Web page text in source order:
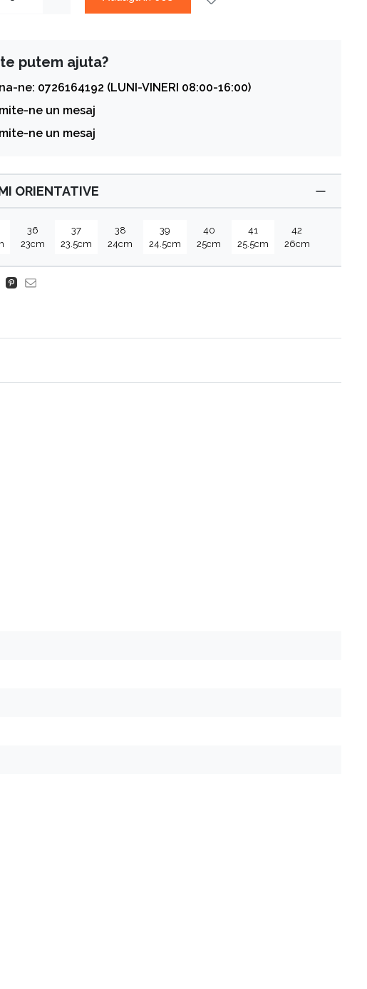
putem ajuta?
ne: 0726164192 (LUNI-VINERI 08:00-16:00)
ne un mesaj
ne un mesaj
ORIENTATIVE
36
23cm
37
23.5cm
38
24cm
39
24.5cm
40
25cm
41
25.5cm
42
26cm